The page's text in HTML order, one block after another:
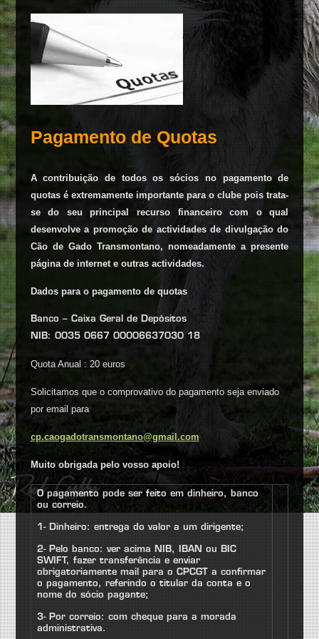
Pagamento de Quotas
A contribuição de todos os sócios no pagamento de
quotas é extremamente importante para o clube pois trata-
se do seu principal recurso financeiro com o qual
desenvolve a promoção de actividades de divulgação do
Cão de Gado Transmontano, nomeadamente a presente
página de internet e outras actividades.
Dados para o pagamento de quotas
Banco – Caixa Geral de Depósitos
NIB: 0035 0667 00006637030 18
Quota Anual : 20 euros
Solicitamos que o comprovativo do pagamento seja enviado
por email para
cp.caogadotransmontano@gmail.com
Muito obrigada pelo vosso apoio!
O pagamento pode ser feito em dinheiro, banco
ou correio.
1- Dinheiro: entrega do valor a um dirigente;
2- Pelo banco: ver acimaNIB,IBAN ou BIC
SWIFT, fazer transferência e enviar
obrigatoriamente mail para o CPCGT a confirmar
o pagamento, referindoo titular da conta e o
nome do sócio pagante;
3- Por correio: com cheque para a morada
administrativa.